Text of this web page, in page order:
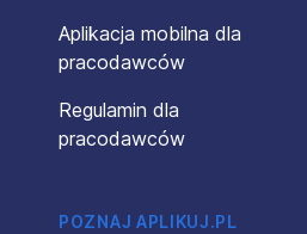
Aplikacja mobilna dla
pracodawców
Regulamin dla
pracodawców
POZNAJ APLIKUJ.PL